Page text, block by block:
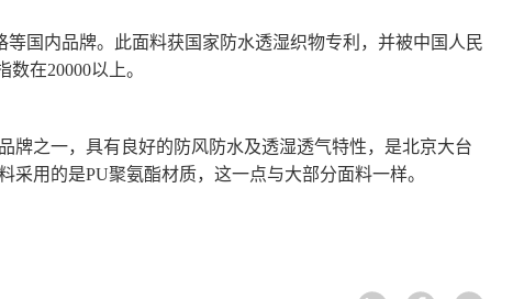
国内品牌。此面料获国家防水透湿织物专利，并被中国人民
在20000以上。
牌之一，具有良好的防风防水及透湿透气特性，是北京大台
用的是PU聚氨酯材质，这一点与大部分面料一样。